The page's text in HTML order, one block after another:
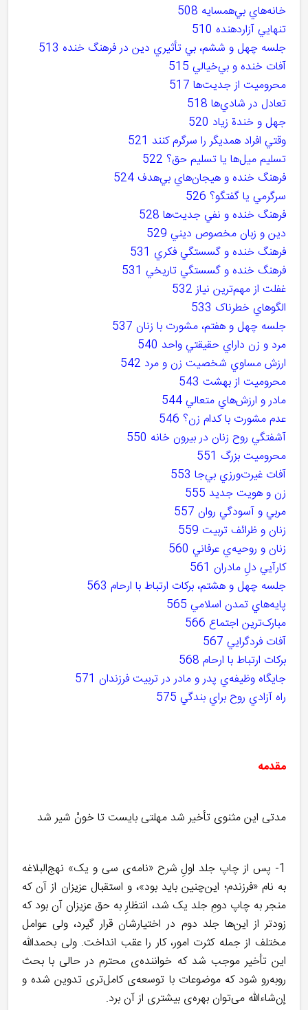
خانه‌هاي بي‌همسايه 508
تنهايي آزاردهنده 510
جلسه چهل و ششم، بي تأثيري دين در فرهنگ خنده 513
آفات خنده و بي‌خيالي 515
محروميت از جديت‌ها 517
تعادل در شادي‌ها 518
جهل و خندة زياد 520
وقتي افراد همديگر را سرگرم کنند 521
تسليم ميل‌ها يا تسليم حق؟ 522
فرهنگ خنده و هيجان‌هاي بي‌هدف 524
سرگرمي يا گفتگو؟ 526
فرهنگ خنده و نفي جديت‌ها 528
دين و زبان مخصوص ديني 529
فرهنگ خنده و گسستگي فکري 531
فرهنگ خنده و گسستگي تاريخي 531
غفلت از مهم‌ترين نياز 532
الگوهاي خطرناک 533
جلسه چهل و هفتم، مشورت با زنان 537
مرد و زن داراي حقيقتي واحد 540
ارزش مساوي شخصيت زن و مرد 542
محروميت از بهشت 543
مادر و ارزش‌هاي متعالي 544
عدم مشورت با کدام زن؟ 546
آشفتگي روح زنان در بيرون خانه 550
محروميت بزرگ 551
آفات غيرت‌ورزي بي‌جا 553
زن و هويت جديد 555
مربي و آسودگي روان 557
زنان و ظرائف تربيت 559
زنان و روحيه‌ي عرفاني 560
کارآيي دلِ مادران 561
جلسه چهل و هشتم، برکات ارتباط با ارحام 563
پايه‌هاي تمدن اسلامي 565
مبارک‌ترين اجتماع 566
آفات فردگرايي 567
برکات ارتباط با ارحام 568
جايگاه وظيفه‌ي پدر و مادر در تربيت فرزندان 571
راه آزادي روح براي بندگي 575
مقدمه
مدتی این مثنوی تأخیر شدمهلتی بایست تا خونْ شیر شد
1- پس از چاپ جلد اولِ شرح «نامه‌ی سی و یک» نهج‌البلاغه
به نام «فرزندم؛ این‌چنین باید بود»، و استقبال عزیزان از آن که
منجر به چاپ دومِ جلد یک شد، انتظارِ به حق عزیزان آن بود که
زودتر از این‌ها جلد دوم در اختیارشان قرار گیرد، ولی عوامل
مختلف از جمله کثرت امور، کار را عقب انداخت. ولی بحمدالله
این تأخیر موجب شد که خواننده‌ی محترم در حالی با بحث
روبه‌رو شود که موضوعات با توسعه‌ی کامل‌تری تدوین شده و
إن‌شاءالله می‌توان بهره‌ی بیشتری از آن برد.